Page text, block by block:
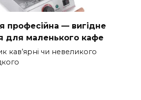
професійна — вигідне
для маленького кафе
кав’ярні чи невеликого